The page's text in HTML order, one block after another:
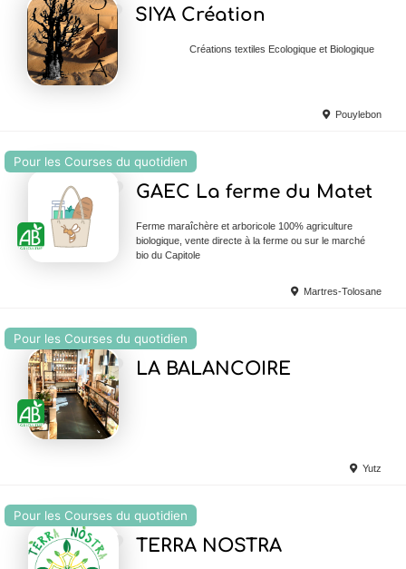
SIYA Création
Créations textiles Ecologique et Biologique
Pouylebon
Pour les Courses du quotidien
GAEC La ferme du Matet
Ferme maraîchère et arboricole 100% agriculture
biologique, vente directe à la ferme ou sur le marché
bio du Capitole
Martres-Tolosane
Pour les Courses du quotidien
LA BALANCOIRE
Yutz
Pour les Courses du quotidien
TERRA NOSTRA